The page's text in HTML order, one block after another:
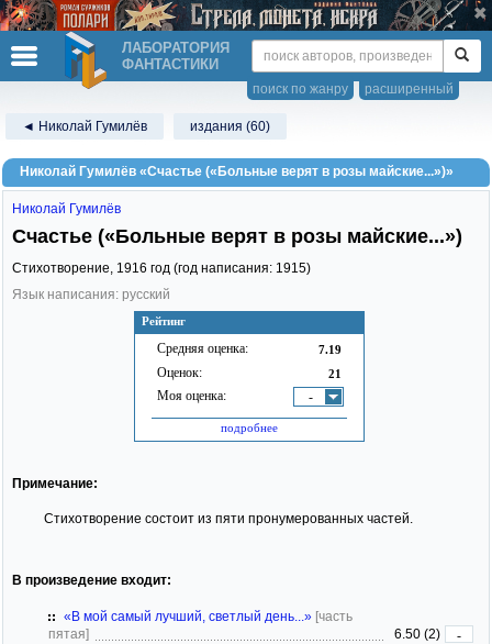
ЛАБОРАТОРИЯ
ФАНТАСТИКИ
расширенный
поиск по жанру
◄ Николай Гумилёв издания (60)
Николай Гумилёв «Счастье («Больные верят в розы майские...»)»
Рейтинг
Средняя оценка: 7.19
Оценок: 21
Моя оценка: -
подробнее
Николай Гумилёв
Счастье («Больные верят в розы майские...»)
Стихотворение, 1916 год (год написания: 1915)
Язык написания: русский
Примечание:
Стихотворение состоит из пяти пронумерованных частей.
В произведение входит:
«В мой самый лучший, светлый день...» [часть
пятая]
6.50 (2) -